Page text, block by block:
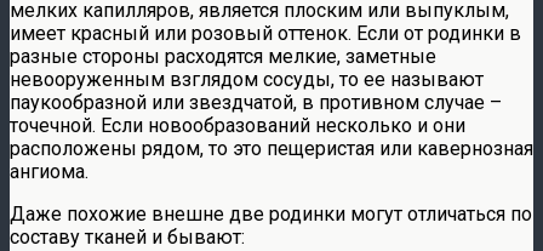
мелких капилляров, является плоским или выпуклым,
имеет красный или розовый оттенок. Если от родинки в
разные стороны расходятся мелкие, заметные
невооруженным взглядом сосуды, то ее называют
паукообразной или звездчатой, в противном случае –
точечной. Если новообразований несколько и они
расположены рядом, то это пещеристая или кавернозная
ангиома.
Даже похожие внешне две родинки могут отличаться по
составу тканей и бывают: